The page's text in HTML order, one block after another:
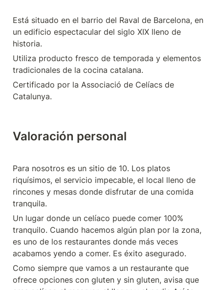
Está situado en el barrio del Raval de Barcelona, en
un edificio espectacular del siglo XIX lleno de
historia.
Utiliza producto fresco de temporada y elementos
tradicionales de la cocina catalana.
Certificado por la Associació de Celíacs de
Catalunya.
Valoración personal
Para nosotros es un sitio de 10. Los platos
riquísimos, el servicio impecable, el local lleno de
rincones y mesas donde disfrutar de una comida
tranquila.
Un lugar donde un celíaco puede comer 100%
tranquilo. Cuando hacemos algún plan por la zona,
es uno de los restaurantes donde más veces
acabamos yendo a comer. Es éxito asegurado.
Como siempre que vamos a un restaurante que
ofrece opciones con gluten y sin gluten, avisa que